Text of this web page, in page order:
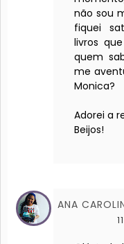
não sou
fiquei
livros
quem
me
Monica?
Adorei a
Beijos!
ANA